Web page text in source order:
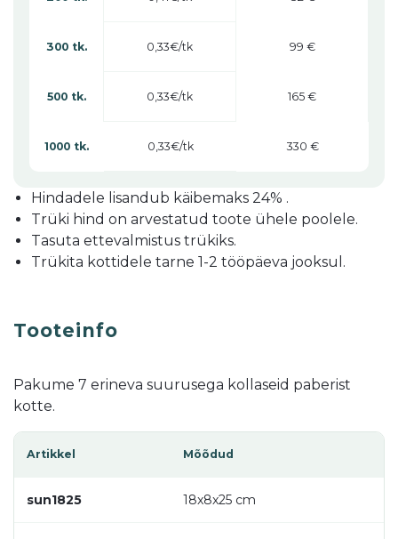
300 tk.
500 tk.
1000 tk.
0,33
0,33
0,33
99 €
165 €
330 €
Hindadele lisandub käibemaks 24% .
Trüki hind on arvestatud toote ühele poolele.
Tasuta ettevalmistus trükiks.
Trükita kottidele tarne 1-2 tööpäeva jooksul.
Tooteinfo
Pakume 7 erineva suurusega kollaseid paberist
kotte.
Artikkel Mõõdud
sun1825 18x8x25 cm